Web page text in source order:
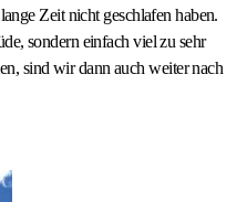
Zeit nicht geschlafen haben.
sondern einfach viel zu sehr
sind wir dann auch weiter nach